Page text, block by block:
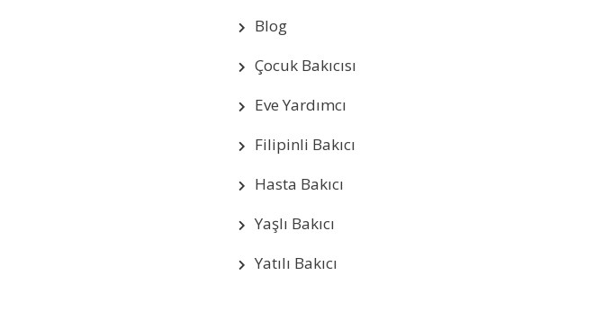
Blog
Çocuk Bakıcısı
Eve Yardımcı
Filipinli Bakıcı
Hasta Bakıcı
Yaşlı Bakıcı
Yatılı Bakıcı